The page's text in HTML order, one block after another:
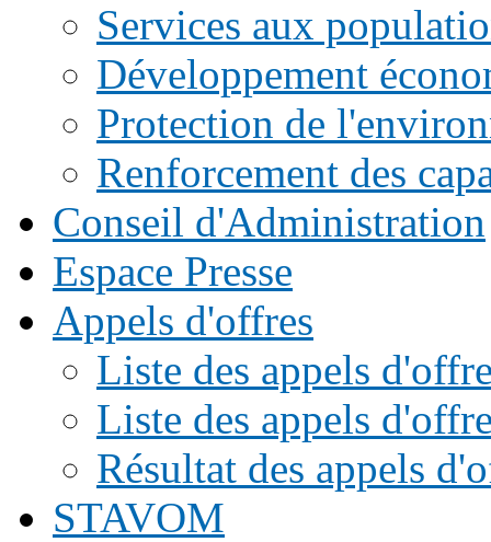
Services aux
Développement
Protection de
Renforcement des
Conseil d'Administration
Espace Presse
Appels d'offres
Liste des appels
Liste des appels
Résultat des appels
STAVOM